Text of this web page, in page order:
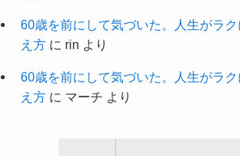
60歳を前にして気づいた。人生がラ
え方に rin より
60歳を前にして気づいた。人生がラ
え方に マーチ より